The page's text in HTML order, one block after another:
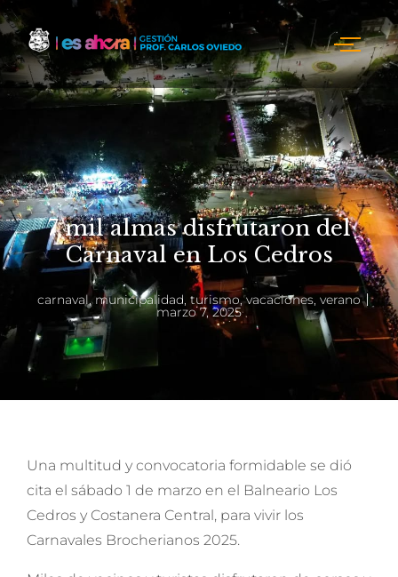
7 mil almas disfrutaron del
Carnaval en Los Cedros
carnaval,municipalidad, turismo,vacaciones, verano
marzo 7, 2025
Una multitud y convocatoria formidable se dió
cita el sábado 1 de marzo en el Balneario Los
Cedros y Costanera Central, para vivir los
Carnavales Brocherianos 2025.